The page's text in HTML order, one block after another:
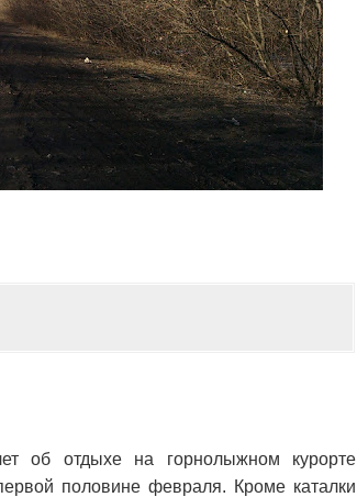
об отдыхе на горнолыжном курорте
половине февраля. Кроме каталки